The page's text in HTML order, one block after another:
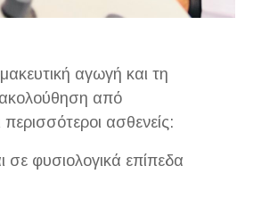
αγωγή και τη
από
ασθενείς:
σε φυσιολογικά επίπεδα